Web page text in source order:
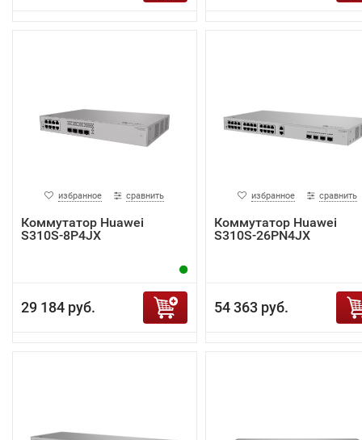
избранное сравнить
Коммутатор Huawei
S310S-8P4JX
29 184 руб.
избранное сравнить
Коммутатор Huawei
S310S-26PN4JX
54 363 руб.